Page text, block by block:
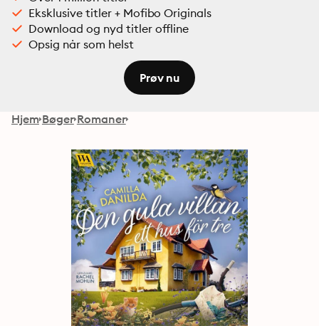
Eksklusive titler + Mofibo Originals
Download og nyd titler offline
Opsig når som helst
Prøv nu
Hjem Bøger Romaner